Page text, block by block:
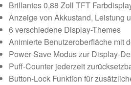
Brillantes 0,88 Zoll TFT
Anzeige von Akkustand, Leistung
6 verschiedene Display-Themes
Animierte Benutzeroberfläche mit
Power-Save Modus zur Display-
Puff-Counter jederzeit
Button-Lock Funktion für